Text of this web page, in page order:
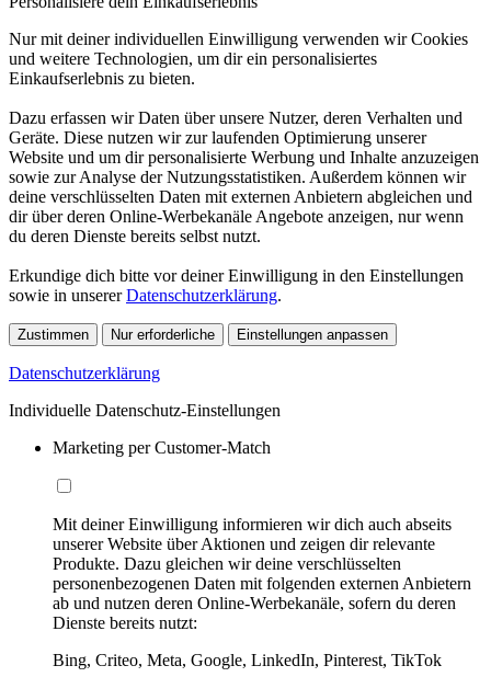
Nur mit deiner individuellen Einwilligung verwenden wir Cookies
und weitere Technologien, um dir ein personalisiertes
Einkaufserlebnis zu bieten.
Dazu erfassen wir Daten über unsere Nutzer, deren Verhalten und
Geräte. Diese nutzen wir zur laufenden Optimierung unserer
Website und um dir personalisierte Werbung und Inhalte anzuzeigen
sowie zur Analyse der Nutzungsstatistiken. Außerdem können wir
deine verschlüsselten Daten mit externen Anbietern abgleichen und
dir über deren Online-Werbekanäle Angebote anzeigen, nur wenn
du deren Dienste bereits selbst nutzt.
Erkundige dich bitte vor deiner Einwilligung in den Einstellungen
sowie in unsererDatenschutzerklärung.
Zustimmen Nur erforderliche Einstellungen anpassen
Datenschutzerklärung
Individuelle Datenschutz-Einstellungen
Marketing per Customer-Match
Mit deiner Einwilligung informieren wir dich auch abseits
unserer Website über Aktionen und zeigen dir relevante
Produkte. Dazu gleichen wir deine verschlüsselten
personenbezogenen Daten mit folgenden externen Anbietern
ab und nutzen deren Online-Werbekanäle, sofern du deren
Dienste bereits nutzt:
Bing, Criteo, Meta, Google, LinkedIn, Pinterest, TikTok